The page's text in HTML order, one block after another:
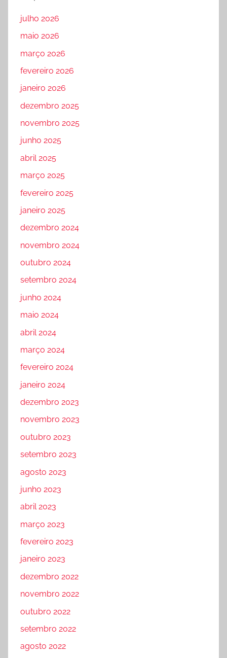
julho 2026
maio 2026
março 2026
fevereiro 2026
janeiro 2026
dezembro 2025
novembro 2025
junho 2025
abril 2025
março 2025
fevereiro 2025
janeiro 2025
dezembro 2024
novembro 2024
outubro 2024
setembro 2024
junho 2024
maio 2024
abril 2024
março 2024
fevereiro 2024
janeiro 2024
dezembro 2023
novembro 2023
outubro 2023
setembro 2023
agosto 2023
junho 2023
abril 2023
março 2023
fevereiro 2023
janeiro 2023
dezembro 2022
novembro 2022
outubro 2022
setembro 2022
agosto 2022